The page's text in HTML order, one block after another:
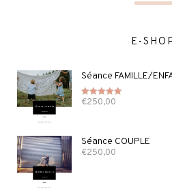
E-
Séance FAMILLE/
Note5.00
€250,00
Séance COUPLE
€250,00